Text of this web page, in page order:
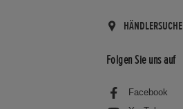
HÄNDLERSUCHE
Folgen Sie uns auf
Facebook